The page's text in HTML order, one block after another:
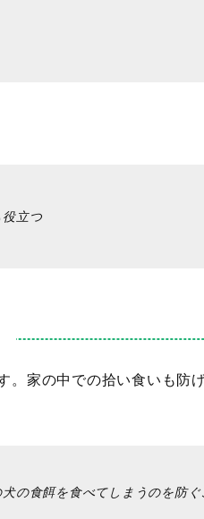
立つ
。家の中での拾い食いも防
の食餌を食べてしまうのを防ぐ